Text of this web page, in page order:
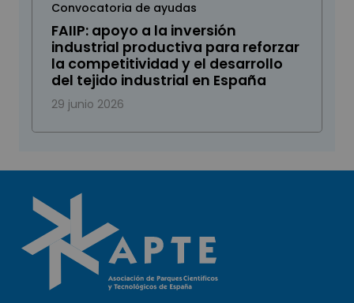
Convocatoria de ayudas
FAIIP: apoyo a la inversión
industrial productiva para reforzar
la competitividad y el desarrollo
del tejido industrial en España
29 junio 2026